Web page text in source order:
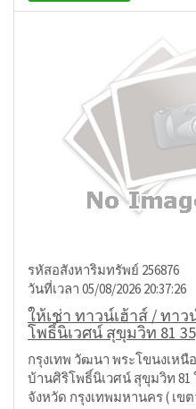
รหัสอสังหาริมทรัพย์ 256876
วันที่เวลา 05/08/2026 20:37:26
ให้เช่า ทาวน์เฮ้าส์ / ทา
โพธิ์นิเวศน์ สุขุมวิท 81
กรุงเทพ วัฒนา พระโขนงเหนื
บ้านศิริโพธิ์นิเวศน์ สุขุมวิท 81
จังหวัด กรุงเทพมหานคร ( เข